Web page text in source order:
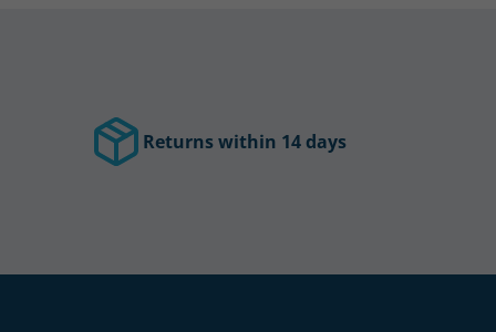
Returns within 14 days